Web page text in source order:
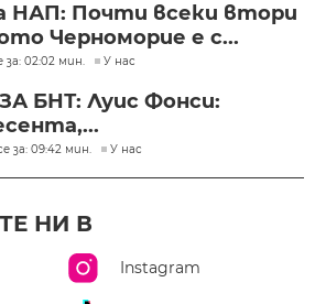
НАП: Почти всеки втори
Черноморие е с...
за: 02:02 мин. У нас
БНТ: Луис Фонси:
за: 09:42 мин. У нас
НИ В
Instagram